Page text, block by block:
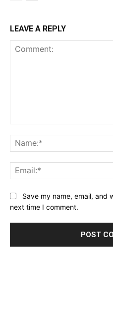
LEAVE A REPLY
Website:Save my name, email, and
next time I comment.